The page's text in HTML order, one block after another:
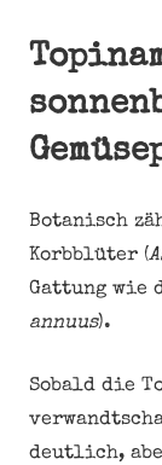
Botanisch
Korbblüter (
Gattung wie
annuus).
Sobald die
deutlich,